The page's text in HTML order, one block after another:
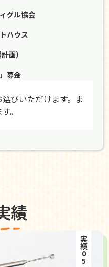
グル協会
ハウス
画）
募金
びいただけます。ま
。
績
実績05